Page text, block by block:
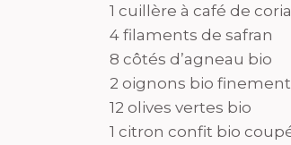
1 cuillère à café de
4 filaments de safran
8 côtés d’agneau bio
2 oignons bio
12 olives vertes bio
1 citron confit bio